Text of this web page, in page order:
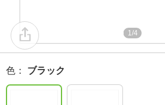
1/4
色 ： ブラック